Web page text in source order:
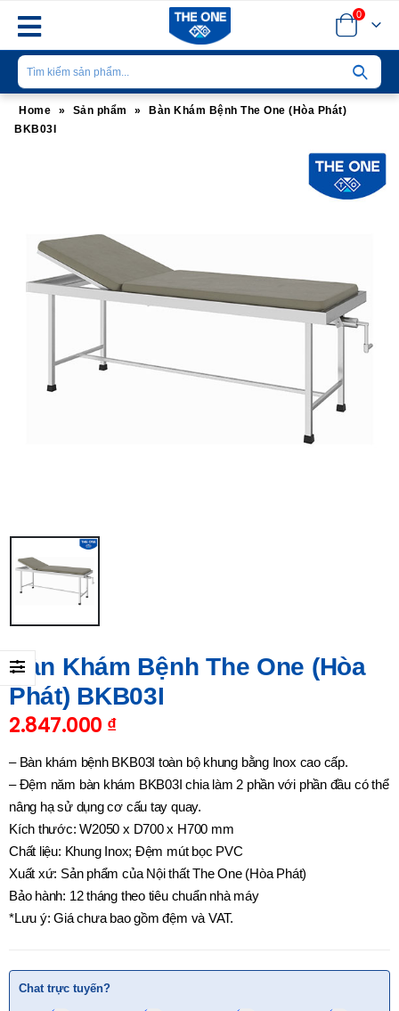
0
Home » Sản phẩm »
Bàn Khám Bệnh The One (Hòa Phát)
BKB03I
Bàn Khám Bệnh The One (Hòa
Phát) BKB03I
2.847.000 ₫
– Bàn khám bệnh BKB03I toàn bộ khung bằng Inox cao cấp.
– Đệm năm bàn khám BKB03I chia làm 2 phần với phần đầu có thể
nâng hạ sử dụng cơ cấu tay quay.
Kích thước: W2050 x D700 x H700 mm
Chất liệu: Khung Inox; Đệm mút bọc PVC
Xuất xứ: Sản phẩm của Nội thất The One (Hòa Phát)
Bảo hành: 12 tháng theo tiêu chuẩn nhà máy
*Lưu ý: Giá chưa bao gồm đệm và VAT.
Chat trực tuyến?